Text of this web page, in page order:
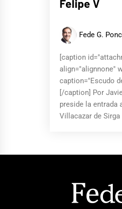
Felipe V
Fede G.
[caption
align="alignnone"
caption="Escudo
[/caption] Por
preside la entrada
Villacazar de